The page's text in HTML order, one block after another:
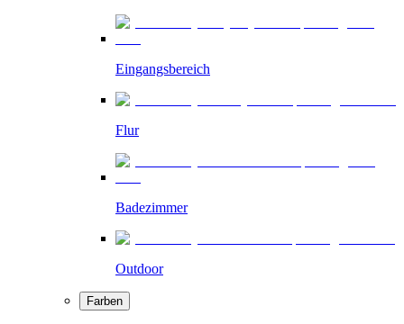
Eingangsbereich
Flur
Badezimmer
Outdoor
Farben